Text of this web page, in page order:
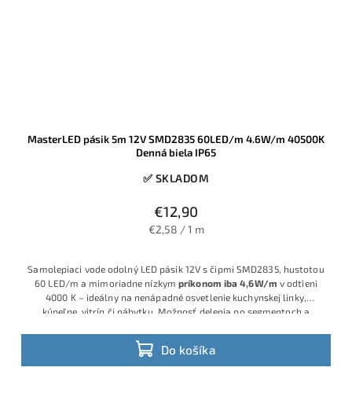
MasterLED pásik 5m 12V SMD2835 60LED/m 4.6W/m 40500K
Denná biela IP65
✅ SKLADOM
€12,90
€2,58 / 1 m
Do košíka
Samolepiaci vode odolný LED pásik 12V s čipmi SMD2835, hustotou
60 LED/m a mimoriadne nízkym príkonom iba 4,6W/m v odtieni
4000 K – ideálny na nenápadné osvetlenie kuchynskej linky,
kúpeľne, vitrín či nábytku. Možnosť delenia po segmentoch a